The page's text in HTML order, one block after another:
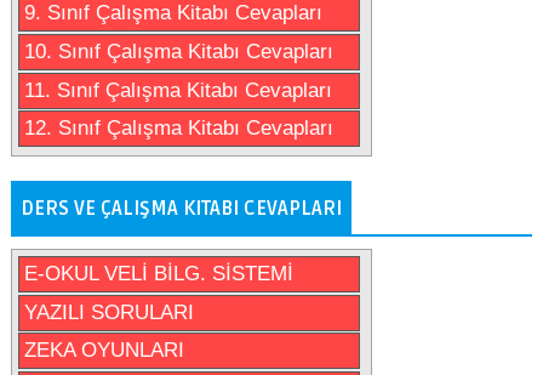
9. Sınıf Çalışma Kitabı Cevapları
10. Sınıf Çalışma Kitabı Cevapları
11. Sınıf Çalışma Kitabı Cevapları
12. Sınıf Çalışma Kitabı Cevapları
DERS VE ÇALIŞMA KITABI CEVAPLARI
E-OKUL VELİ BİLG. SİSTEMİ
YAZILI SORULARI
ZEKA OYUNLARI